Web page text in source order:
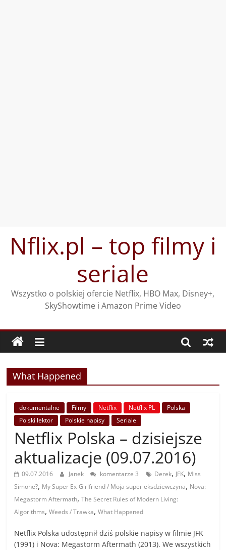
treściNflix.pl – top filmy i
seriale
Wszystko o polskiej ofercie Netflix, HBO Max, Disney+,
SkyShowtime i Amazon Prime Video
What Happened
dokumentalne Filmy Netflix Netflix PL
Polska
Polski lektor
Polskie napisy Seriale
Netflix Polska – dzisiejsze
aktualizacje (09.07.2016)
09.07.2016 Janek komentarze 3 Derek, JFK, Miss
Simone?, My Super Ex-Girlfriend / Moja super eksdziewczyna, Nova:
Megastorm Aftermath,The Secret Rules of Modern Living:
Algorithms,Weeds / Trawka,What Happened
Netflix Polska udostępnił dziś polskie napisy w filmie JFK
(1991) i Nova: Megastorm Aftermath (2013). We wszystkich